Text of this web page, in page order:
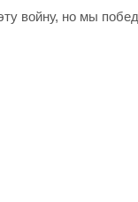
войну, но мы